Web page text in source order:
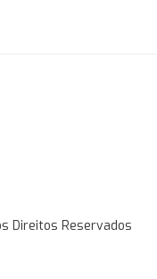
Direitos Reservados